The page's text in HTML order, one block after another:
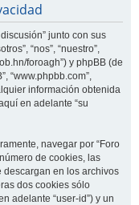
junto con sus
“nos”, “nuestro”,
foroagh”) y phpBB (de
“www.phpbb.com”,
información obtenida
en adelante “su
navegar por “Foro
de cookies, las
descargan en los archivos
dos cookies sólo
adelante “user-id”) y un